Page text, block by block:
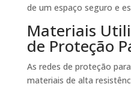
de um espaço seguro e
Materiais
de Proteção
As redes de proteção
materiais de alta